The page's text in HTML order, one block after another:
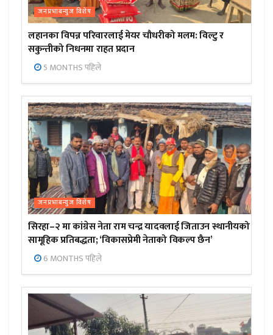
जनप्रभाबन्युज विशेष
लहानका विपन्न परिवारलाई मेयर चौधरीको मलम: विल्टु र
सकुन्तीको निधनमा राहत प्रदान
5 MONTHS पहिले
जनप्रभाबन्युज विशेष
सिरहा–२ मा कांग्रेस नेता राम चन्द्र यादवलाई जिताउन स्थानीयको
सामूहिक प्रतिबद्धता; ‘विकासप्रेमी नेताको विकल्प छैन’
6 MONTHS पहिले